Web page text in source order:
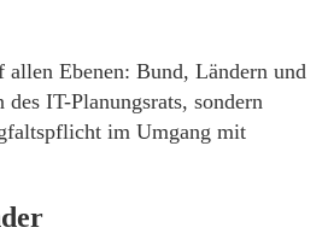
Ebenen: Bund, Ländern und
IT-Planungsrats, sondern
im Umgang mit